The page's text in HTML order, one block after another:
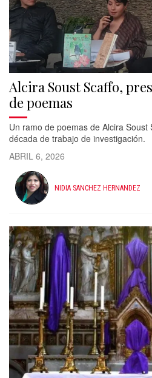
Alcira Soust Scaffo,
de poemas
Un ramo de poemas de Alcira
década de trabajo de investigación.
ABRIL 6, 2026
NIDIA SANCHEZ HERNANDEZ